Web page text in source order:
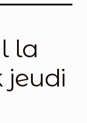
la
jeudi